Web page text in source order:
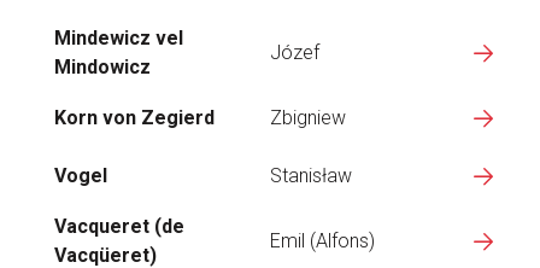
Mindewicz vel
Mindowicz
Józef
Korn von Zegierd Zbigniew
Vogel Stanisław
Vacqueret (de
Vacqüeret)
Emil (Alfons)